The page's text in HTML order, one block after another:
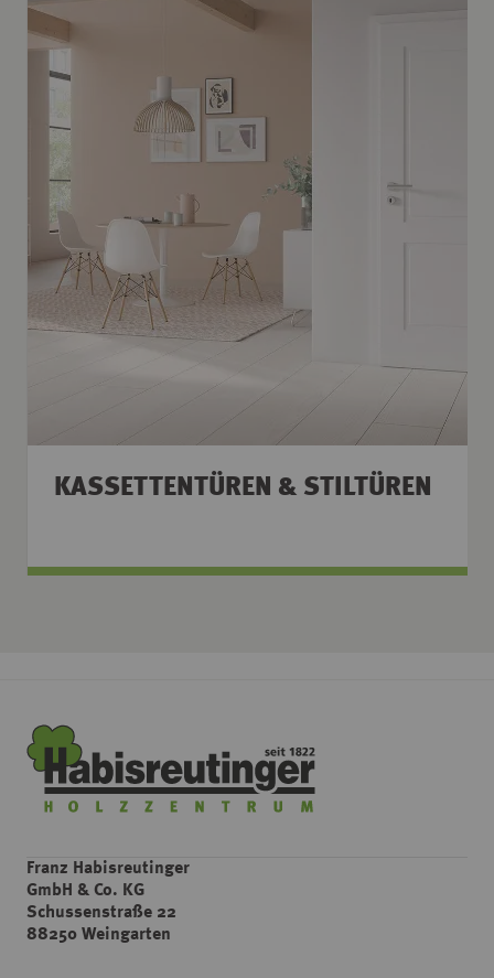
KASSETTENTÜREN & STILTÜREN
Franz Habisreutinger
GmbH & Co. KG
Schussenstraße 22
88250 Weingarten